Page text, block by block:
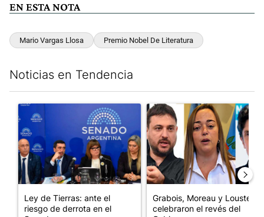
EN ESTA NOTA
Mario Vargas Llosa Premio Nobel De Literatura
Noticias en Tendencia
Un artículo de tendencia con el título "Ley de Tierras: ante el
Ley de Tierras: ante el
riesgo de derrota en el
Un artículo de tendencia con
Grabois, Moreau y Lousteau
celebraron el revés del